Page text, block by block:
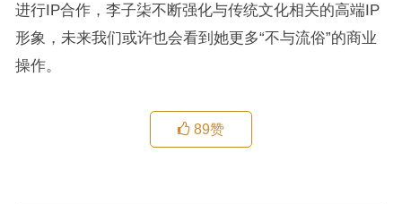
进行IP合作，李子柒不断强化与传统文化相关的高端IP
形象，未来我们或许也会看到她更多“不与流俗”的商业
操作。
89赞